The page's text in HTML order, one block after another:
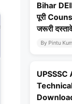
Bihar
पूरी
जरूरी
By Pintu